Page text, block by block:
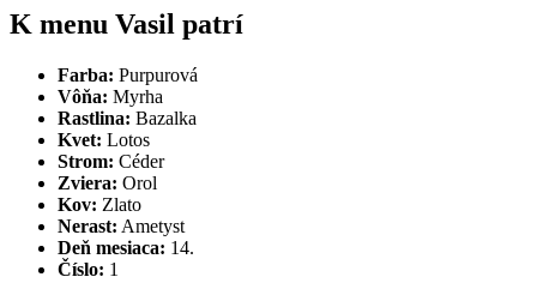
K menu Vasil patrí
Farba: Purpurová
Vôňa: Myrha
Rastlina: Bazalka
Kvet: Lotos
Strom: Céder
Zviera: Orol
Kov: Zlato
Nerast: Ametyst
Deň mesiaca: 14.
Číslo: 1